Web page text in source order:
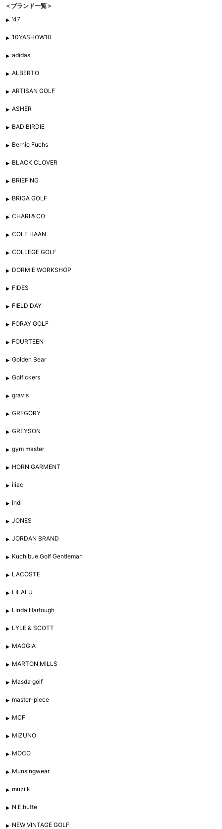
＜ブランド一覧＞
'47
10YASHOW10
adidas
ALBERTO
ARTISAN GOLF
ASHER
BAD BIRDIE
Bernie Fuchs
BLACK CLOVER
BRIEFING
BRIGA GOLF
CHARI＆CO
COLE HAAN
COLLEGE GOLF
DORMIE WORKSHOP
FIDES
FIELD DAY
FORAY GOLF
FOURTEEN
Golden Bear
Golfickers
gravis
GREGORY
GREYSON
gym master
HORN GARMENT
iliac
Indi
JONES
JORDAN BRAND
Kuchibue Golf Gentleman
LACOSTE
LILALU
Linda Hartough
LYLE & SCOTT
MAGGIA
MARTON MILLS
Masda golf
master-piece
MCF
MIZUNO
MOCO
Munsingwear
muziik
N.E.hutte
NEW VINTAGE GOLF